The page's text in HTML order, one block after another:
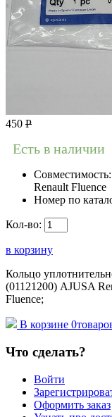
450 Р
Есть в наличии
Совместимость:
Renault Fluence
Номер по
Кол-во:
в корзину
Кольцо
(01121200) AJUSA
Fluence;
В корзине 0
Что сделать?
Войти
Оформить заказ